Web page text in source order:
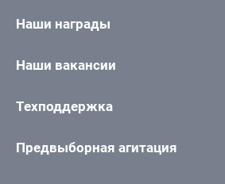
Наши награды
Наши вакансии
Техподдержка
Предвыборная агитация